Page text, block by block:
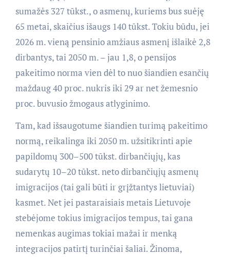
sumažės 327 tūkst., o asmenų, kuriems bus suėję
65 metai, skaičius išaugs 140 tūkst. Tokiu būdu, jei
2026 m. vieną pensinio amžiaus asmenį išlaikė 2,8
dirbantys, tai 2050 m. – jau 1,8, o pensijos
pakeitimo norma vien dėl to nuo šiandien esančių
maždaug 40 proc. nukris iki 29 ar net žemesnio
proc. buvusio žmogaus atlyginimo.
Tam, kad išsaugotume šiandien turimą pakeitimo
normą, reikalinga iki 2050 m. užsitikrinti apie
papildomų 300–500 tūkst. dirbančiųjų, kas
sudarytų 10–20 tūkst. neto dirbančiųjų asmenų
imigracijos (tai gali būti ir grįžtantys lietuviai)
kasmet. Net jei pastaraisiais metais Lietuvoje
stebėjome tokius imigracijos tempus, tai gana
nemenkas augimas tokiai mažai ir menką
integracijos patirtį turinčiai šaliai. Žinoma,